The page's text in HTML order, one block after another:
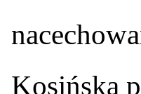
Kosińska